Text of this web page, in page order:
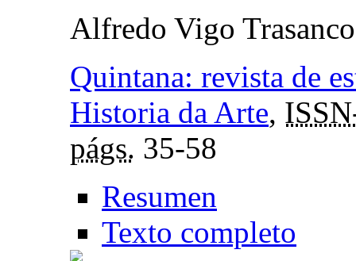
Alfredo Vigo
Quintana: revista de
Historia da Arte,
págs. 35-58
Resumen
Texto completo